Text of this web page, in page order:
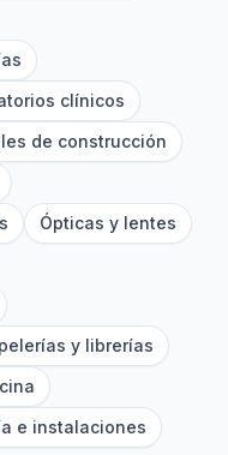
clínicos
de construcción
Ópticas y lentes
y librerías
e instalaciones